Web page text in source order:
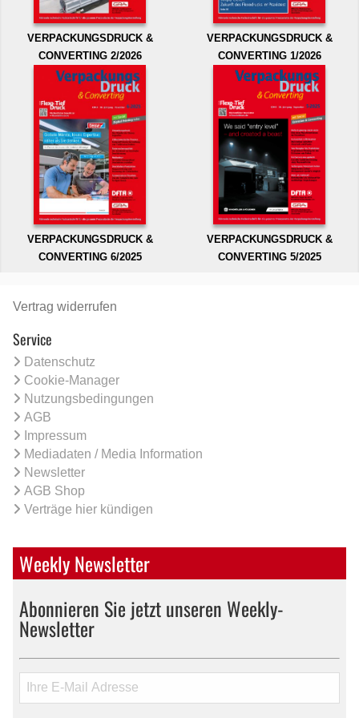
VERPACKUNGSDRUCK &
CONVERTING 2/2026
VERPACKUNGSDRUCK &
CONVERTING 1/2026
VERPACKUNGSDRUCK &
CONVERTING 6/2025
VERPACKUNGSDRUCK &
CONVERTING 5/2025
Vertrag widerrufen
Service
Datenschutz
Cookie-Manager
Nutzungsbedingungen
AGB
Impressum
Mediadaten / Media Information
Newsletter
AGB Shop
Verträge hier kündigen
Weekly Newsletter
Abonnieren Sie jetzt unseren Weekly-
Newsletter